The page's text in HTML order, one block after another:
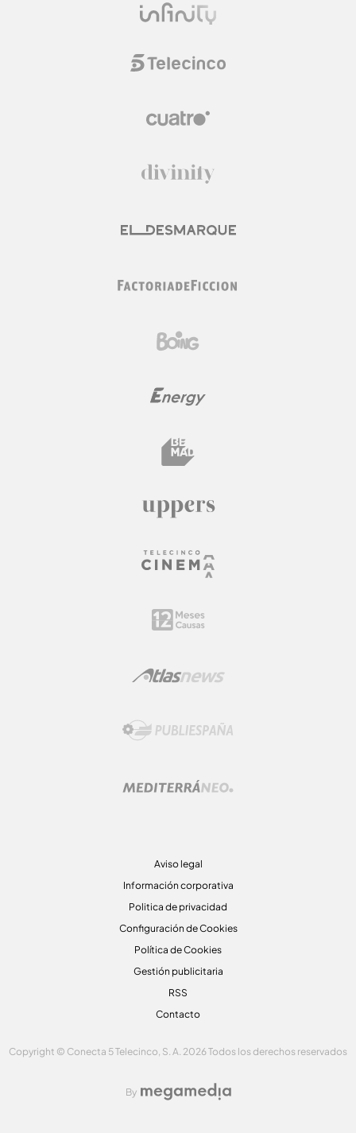
Aviso legal
Información corporativa
Politica de privacidad
Configuración de Cookies
Política de Cookies
Gestión publicitaria
RSS
Contacto
Copyright © Conecta 5 Telecinco, S. A. 2026 Todos los derechos reservados
By